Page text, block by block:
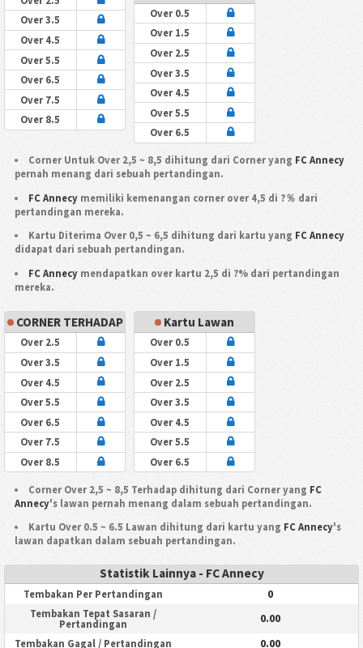
Over 3.5
Over 4.5
Over 5.5
Over 6.5
Over 7.5
Over 8.5
Over 0.5
Over 1.5
Over 2.5
Over 3.5
Over 4.5
Over 5.5
Over 6.5
Corner Untuk Over 2,5 ~ 8,5 dihitung dari Corner yang FC Annecy
pernah menang dari sebuah pertandingan.
FC Annecy memiliki kemenangan corner over 4,5 di ?％ dari
pertandingan mereka.
Kartu Diterima Over 0,5 ~ 6,5 dihitung dari kartu yang FC Annecy
didapat dari sebuah pertandingan.
FC Annecy mendapatkan over kartu 2,5 di ?% dari pertandingan
mereka.
CORNER TERHADAP
Over 2.5
Over 3.5
Over 4.5
Over 5.5
Over 6.5
Over 7.5
Over 8.5
Kartu Lawan
Over 0.5
Over 1.5
Over 2.5
Over 3.5
Over 4.5
Over 5.5
Over 6.5
Corner Over 2,5 ~ 8,5 Terhadap dihitung dari Corner yang FC
Annecy's lawan pernah menang dalam sebuah pertandingan.
Kartu Over 0.5 ~ 6.5 Lawan dihitung dari kartu yang FC Annecy's
lawan dapatkan dalam sebuah pertandingan.
Statistik Lainnya - FC Annecy
Tembakan Per Pertandingan 0
Tembakan Tepat Sasaran /
Pertandingan
0.00
Tembakan Gagal / Pertandingan 0.00